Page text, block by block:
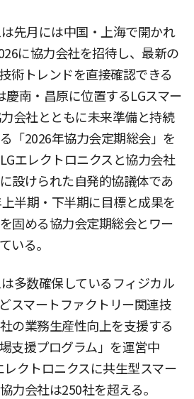
先月には中国・上海で開かれ
に協力会社を招待し、最新の
術トレンドを直接確認できる
慶南・昌原に位置するLGスマー
会社とともに未来準備と持続
「2026年協力会定期総会」を
エレクトロニクスと協力会社
設けられた自発的協議体であ
半期・下半期に目標と成果を
固める協力会定期総会とワー
いる。
多数確保しているフィジカル
スマートファクトリー関連技
の業務生産性向上を支援する
支援プログラム」を運営中
レクトロニクスに共生型スマー
力会社は250社を超える。